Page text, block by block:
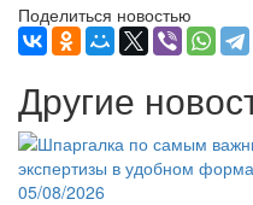
Поделиться новостью
Другие
05/08/2026